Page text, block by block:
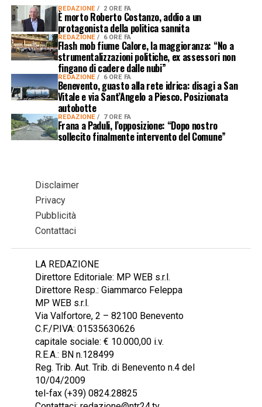
REDAZIONE 2 ORE FA
È morto Roberto Costanzo, addio a un
protagonista della politica sannita
REDAZIONE 6 ORE FA
Flash mob fiume Calore, la maggioranza: “No a
strumentalizzazioni politiche, ex assessori non
fingano di cadere dalle nubi”
REDAZIONE 6 ORE FA
Benevento, guasto alla rete idrica: disagi a San
Vitale e via Sant’Angelo a Piesco. Posizionata
autobotte
REDAZIONE 7 ORE FA
Frana a Paduli, l’opposizione: “Dopo nostro
sollecito finalmente intervento del Comune”
Disclaimer
Privacy
Pubblicità
Contattaci
LA REDAZIONE
Direttore Editoriale: MP WEB s.r.l.
Direttore Resp.: Giammarco Feleppa
MP WEB s.r.l.
Via Valfortore, 2 – 82100 Benevento
C.F./P.IVA: 01535630626
capitale sociale: € 10.000,00 i.v.
R.E.A.: BN n.128499
Reg. Trib. Aut. Trib. di Benevento n.4 del
10/04/2009
tel-fax (+39) 0824.28825